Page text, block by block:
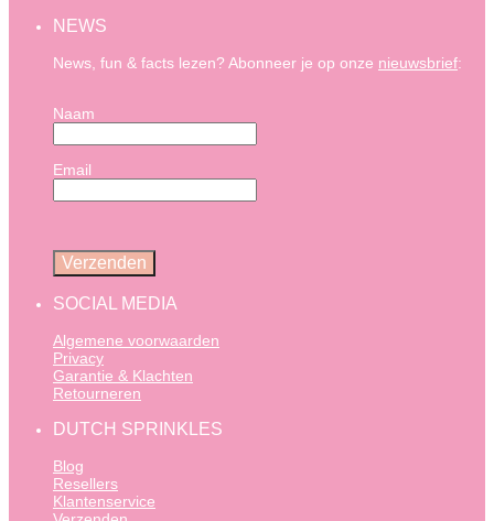
NEWS
News, fun & facts lezen? Abonneer je op onze nieuwsbrief:
Naam
Email
SOCIAL MEDIA
Algemene voorwaarden
Privacy
Garantie & Klachten
Retourneren
DUTCH SPRINKLES
Blog
Resellers
Klantenservice